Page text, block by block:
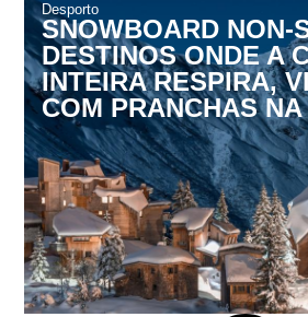
Desporto
SNOWBOARD NON-
DESTINOS ONDE A
INTEIRA RESPIRA,
COM PRANCHAS